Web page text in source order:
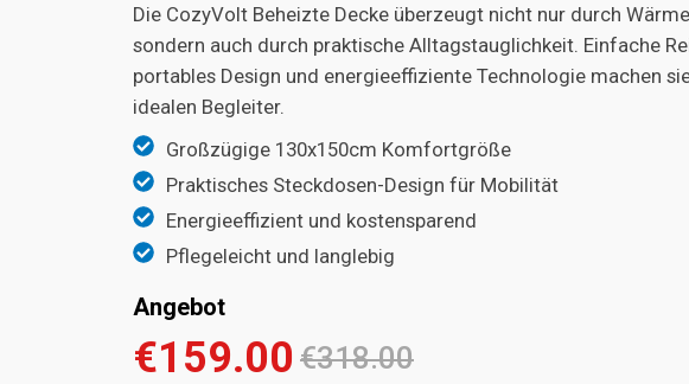
Die CozyVolt Beheizte Decke überzeugt nicht nur durch
sondern auch durch praktische Alltagstauglichkeit. Einfache
portables Design und energieeffiziente Technologie machen
idealen Begleiter.
Großzügige 130x150cm Komfortgröße
Praktisches Steckdosen-Design für Mobilität
Energieeffizient und kostensparend
Pflegeleicht und langlebig
Angebot
€159.00 €318.00